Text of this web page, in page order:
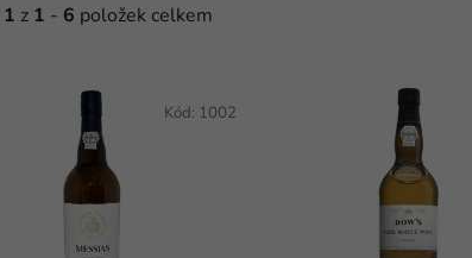
1 z 1 - 6 položek celkem
Kód: 1002